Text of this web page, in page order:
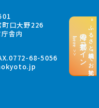
“ふるさと納税”でお支払い
海の京都コイン
here >>
町口大野226
舎内
68-5056